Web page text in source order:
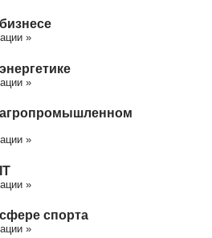
»
»
»
»
спорта
»